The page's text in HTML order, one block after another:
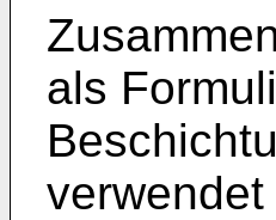
als
verwendet